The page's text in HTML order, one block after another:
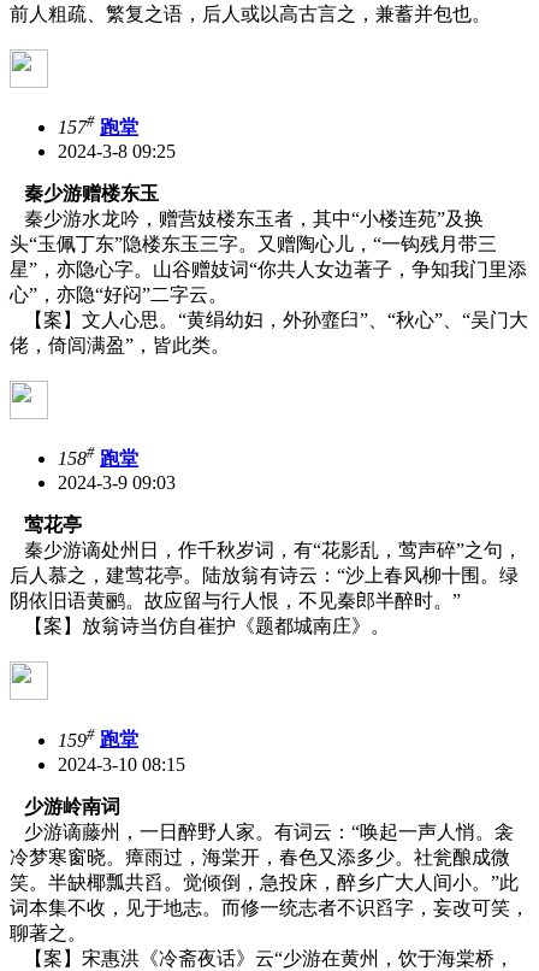
前人粗疏、繁复之语，后人或以高古言之，兼蓄并包也。
157# 跑堂
2024-3-8 09:25
秦少游赠楼东玉
秦少游水龙吟，赠营妓楼东玉者，其中“小楼连苑”及换
头“玉佩丁东”隐楼东玉三字。又赠陶心儿，“一钩残月带三
星”，亦隐心字。山谷赠妓词“你共人女边著子，争知我门里添
心”，亦隐“好闷”二字云。
【案】文人心思。“黄绢幼妇，外孙韲臼”、“秋心”、“吴门大
佬，倚闾满盈”，皆此类。
158# 跑堂
2024-3-9 09:03
莺花亭
秦少游谪处州日，作千秋岁词，有“花影乱，莺声碎”之句，
后人慕之，建莺花亭。陆放翁有诗云：“沙上春风柳十围。绿
阴依旧语黄鹂。故应留与行人恨，不见秦郎半醉时。”
【案】放翁诗当仿自崔护《题都城南庄》。
159# 跑堂
2024-3-10 08:15
少游岭南词
少游谪藤州，一日醉野人家。有词云：“唤起一声人悄。衾
冷梦寒窗晓。瘴雨过，海棠开，春色又添多少。社瓮酿成微
笑。半缺椰瓢共舀。觉倾倒，急投床，醉乡广大人间小。”此
词本集不收，见于地志。而修一统志者不识舀字，妄改可笑，
聊著之。
【案】宋惠洪《冷斋夜话》云“少游在黄州，饮于海棠桥，